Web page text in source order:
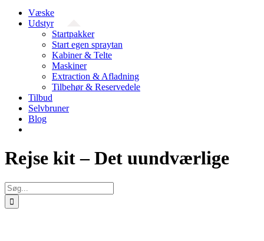
Væske
Udstyr
Startpakker
Start egen spraytan
Kabiner & Telte
Maskiner
Extraction & Afladning
Tilbehør & Reservedele
Tilbud
Selvbruner
Blog
Rejse kit – Det uundværlige
Søg
efter: